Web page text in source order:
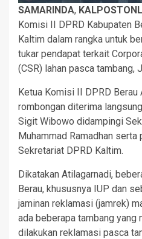
SAMARINDA,
Komisi II DPRD Kabupaten
Kaltim dalam rangka untuk
tukar pendapat terkait
(CSR) lahan pasca tambang,
Ketua Komisi II DPRD
rombongan diterima
Sigit Wibowo didampingi
Muhammad Ramadhan
Sekretariat DPRD Kaltim.
Dikatakan Atilagarnadi,
Berau, khususnya IUP dan
jaminan reklamasi (jamrek)
ada beberapa tambang yang
dilakukan reklamasi pasca